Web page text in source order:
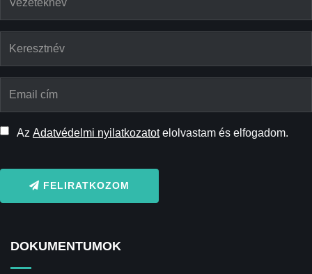
Az Adatvédelmi nyilatkozatotelolvastam és elfogadom.
FELIRATKOZOM
DOKUMENTUMOK